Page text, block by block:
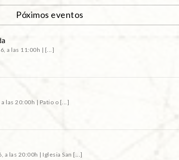
Póximos eventos
a las 11:00h | [...]
las 20:00h | Patio o [...]
a las 20:00h | Iglesia San [...]